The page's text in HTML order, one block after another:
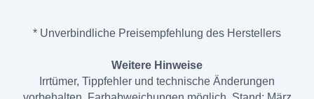
* Unverbindliche Preisempfehlung des Herstellers
Weitere Hinweise
Irrtümer, Tippfehler und technische Änderungen